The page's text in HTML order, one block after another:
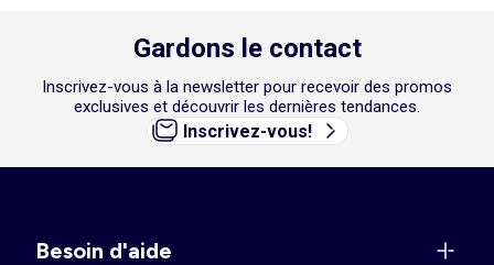
Gardons le contact
Inscrivez-vous à la newsletter pour recevoir des promos
exclusives et découvrir les dernières tendances.
Inscrivez-vous!
Besoin d'aide